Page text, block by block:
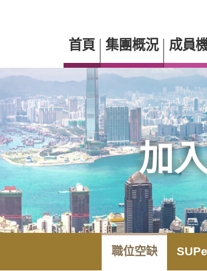
首頁 集團概況 成員
加
職位空缺